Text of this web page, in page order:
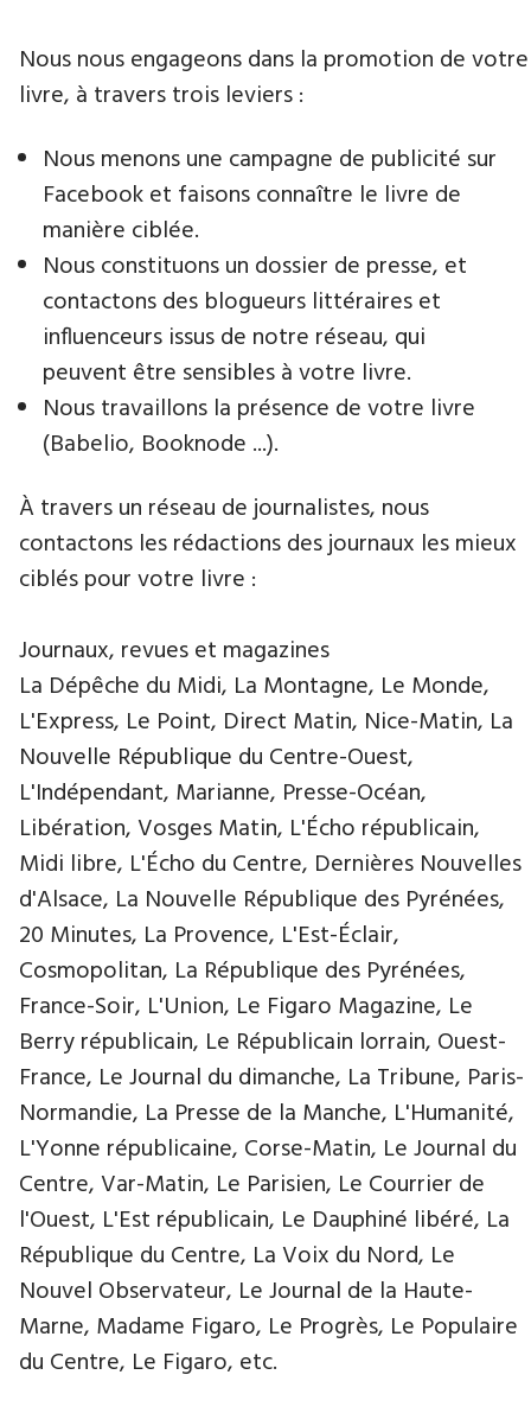
Nous nous engageons dans la promotion de votre
livre​, à travers trois leviers :
Nous menons une campagne de publicité sur
Facebook et faisons connaître le livre de
manière ciblée.
Nous constituons un dossier de presse, et
contactons des blogueurs littéraires et
influenceurs issus de notre réseau, qui
peuvent être sensibles à votre livre.
Nous travaillons la présence de votre livre
(Babelio, Booknode ...).
À travers un réseau de journalistes, nous
contactons les rédactions des journaux les mieux
ciblés pour votre livre :
Journaux, revues et magazines
La Dépêche du Midi, La Montagne, Le Monde,
L'Express, Le Point, Direct Matin, Nice-Matin, La
Nouvelle République du Centre-Ouest,
L'Indépendant, Marianne, Presse-Océan,
Libération, Vosges Matin, L'Écho républicain,
Midi libre, L'Écho du Centre, Dernières Nouvelles
d'Alsace, La Nouvelle République des Pyrénées,
20 Minutes, La Provence, L'Est-Éclair,
Cosmopolitan, La République des Pyrénées,
France-Soir, L'Union, Le Figaro Magazine, Le
Berry républicain, Le Républicain lorrain, Ouest-
France, Le Journal du dimanche, La Tribune, Paris-
Normandie, La Presse de la Manche, L'Humanité,
L'Yonne républicaine, Corse-Matin, Le Journal du
Centre, Var-Matin, Le Parisien, Le Courrier de
l'Ouest, L'Est républicain, Le Dauphiné libéré, La
République du Centre, La Voix du Nord, Le
Nouvel Observateur, Le Journal de la Haute-
Marne, Madame Figaro, Le Progrès, Le Populaire
du Centre, Le Figaro, etc.